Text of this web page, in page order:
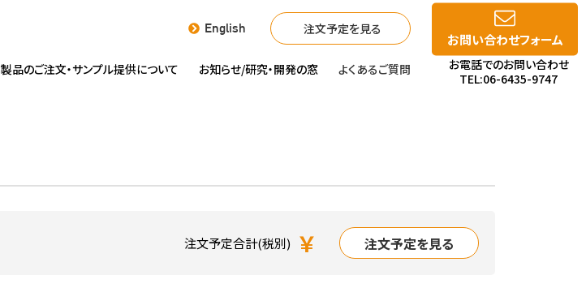
English 注文予定を見る
製品のご注文・サンプル提供について お知らせ/研究・開発の窓 よくあるご質問
お問い合わせフォーム
お電話でのお問い合わせ
TEL:06-6435-9747
注文予定合計(税別) ￥ 注文予定を見る